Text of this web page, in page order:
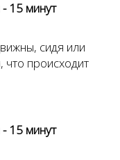
15 минут
сидя или
что происходит
15 минут